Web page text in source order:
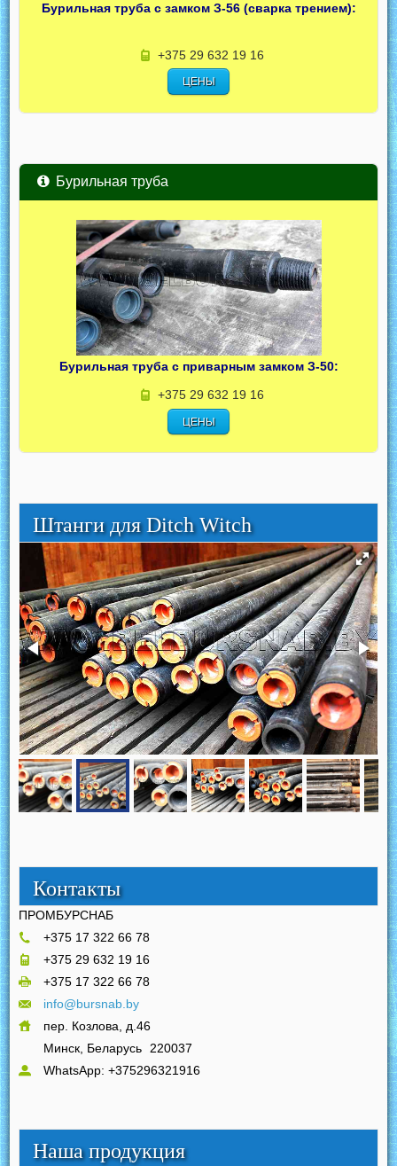
Бурильная труба с замком З-56 (сварка трением):
+375 29 632 19 16
ЦЕНЫ
Бурильная труба
Бурильная труба с приварным замком З-50:
+375 29 632 19 16
ЦЕНЫ
Штанги для Ditch Witch
Контакты
ПРОМБУРСНАБ
+375 17 322 66 78
+375 29 632 19 16
+375 17 322 66 78
info@bursnab.by
пер. Козлова, д.46
Минск, Беларусь
220037
WhatsApp: +375296321916
Наша продукция